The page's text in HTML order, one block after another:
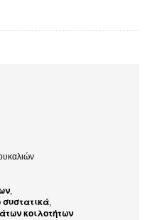
,
,
κοιλοτήτων